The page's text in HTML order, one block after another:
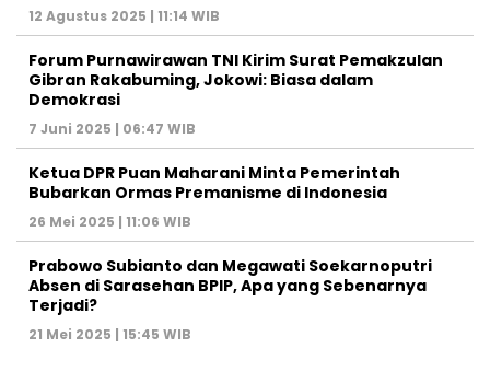
12 Agustus 2025 | 11:14 WIB
Forum Purnawirawan TNI Kirim Surat Pemakzulan
Gibran Rakabuming, Jokowi: Biasa dalam
Demokrasi
7 Juni 2025 | 06:47 WIB
Ketua DPR Puan Maharani Minta Pemerintah
Bubarkan Ormas Premanisme di Indonesia
26 Mei 2025 | 11:06 WIB
Prabowo Subianto dan Megawati Soekarnoputri
Absen di Sarasehan BPIP, Apa yang Sebenarnya
Terjadi?
21 Mei 2025 | 15:45 WIB